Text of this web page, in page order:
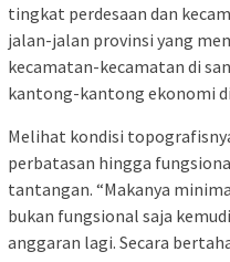
tingkat perdesaan dan
jalan-jalan provinsi yang
kecamatan-kecamatan di
kantong-kantong ekonomi
Melihat kondisi
perbatasan hingga
tantangan. “Makanya
bukan fungsional saja
anggaran lagi. Secara